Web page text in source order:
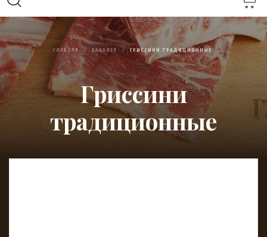
ГЛАВНАЯ БАКАЛЕЯ ГРИССИНИ ТРАДИЦИОННЫЕ
Гриссини
традиционные